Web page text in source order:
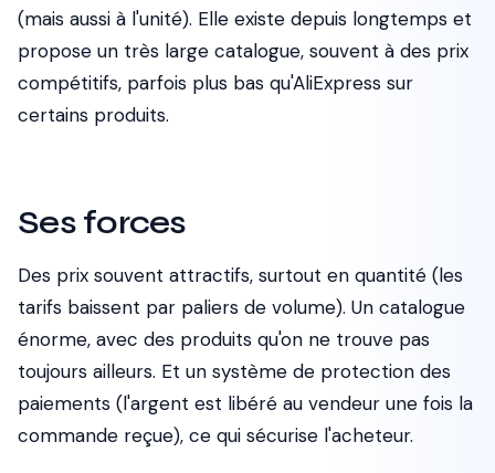
(mais aussi à l'unité). Elle existe depuis longtemps et
propose un très large catalogue, souvent à des prix
compétitifs, parfois plus bas qu'AliExpress sur
certains produits.
Ses forces
Des prix souvent attractifs, surtout en quantité (les
tarifs baissent par paliers de volume). Un catalogue
énorme, avec des produits qu'on ne trouve pas
toujours ailleurs. Et un système de protection des
paiements (l'argent est libéré au vendeur une fois la
commande reçue), ce qui sécurise l'acheteur.